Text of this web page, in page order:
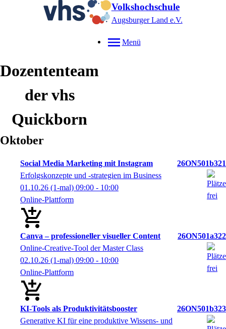
Volkshochschule
Augsburger Land e.V.
Menü
Dozententeam
der vhs
Quickborn
Oktober
Social Media Marketing mit Instagram
26ON501b321
Erfolgskonzepte und -strategien im Business
01.10.26 (1-mal) 09:00 - 10:00
Online-Plattform
Canva – professioneller visueller Content
26ON501a322
Online-Creative-Tool der Master Class
02.10.26 (1-mal) 09:00 - 10:00
Online-Plattform
KI-Tools als Produktivitätsbooster
26ON501b323
Generative KI für eine produktive Wissens- und